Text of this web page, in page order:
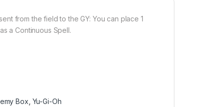
from the field to the GY: You can place 1
a Continuous Spell.
Box Yu-Gi-Oh